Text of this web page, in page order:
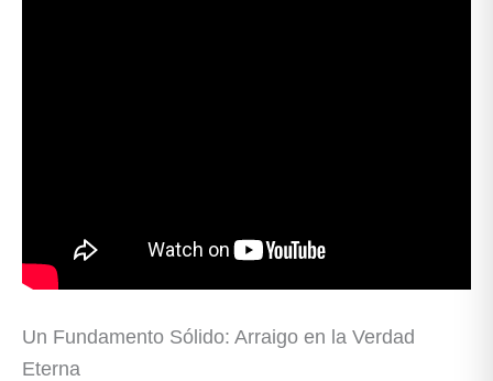
Un Fundamento Sólido: Arraigo en la Verdad
Eterna